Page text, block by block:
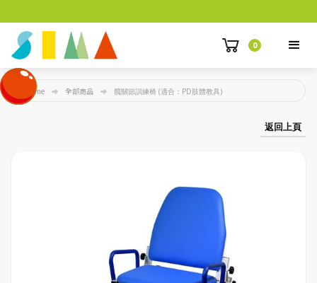
0
Home 全部商品 髖關節訓練椅 (適合：PD肢體教具)
返回上頁